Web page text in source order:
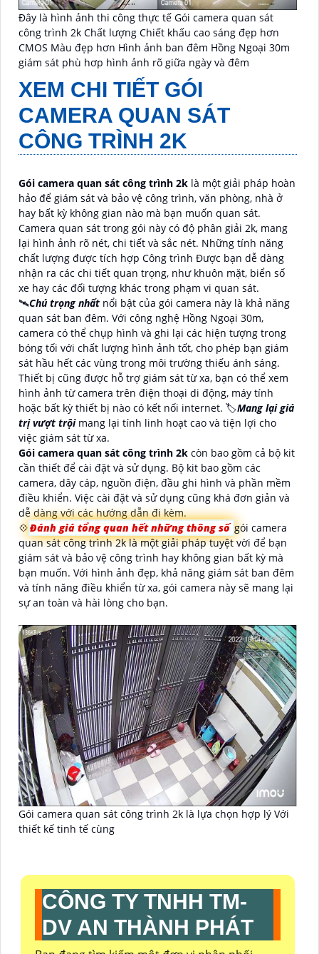
Đây là hình ảnh thi công thực tế Gói camera quan sát
công trình 2k Chất lượng Chiết khấu cao sáng đẹp hơn
CMOS Màu đẹp hơn Hình ảnh ban đêm Hồng Ngoại 30m
giám sát phù hơp hình ảnh rõ giữa ngày và đêm
XEM CHI TIẾT GÓI
CAMERA QUAN SÁT
CÔNG TRÌNH 2K
Gói camera quan sát công trình 2k là một giải pháp hoàn
hảo để giám sát và bảo vệ công trình, văn phòng, nhà ở
hay bất kỳ không gian nào mà bạn muốn quan sát.
Camera quan sát trong gói này có độ phân giải 2k, mang
lại hình ảnh rõ nét, chi tiết và sắc nét. Những tính năng
chất lượng được tích hợp Công trình Được bạn dễ dàng
nhận ra các chi tiết quan trọng, như khuôn mặt, biển số
xe hay các đối tượng khác trong phạm vi quan sát.
🛰Chú trọng nhất nổi bật của gói camera này là khả năng
quan sát ban đêm. Với công nghệ Hồng Ngoại 30m,
camera có thể chụp hình và ghi lại các hiện tượng trong
bóng tối với chất lượng hình ảnh tốt, cho phép bạn giám
sát hầu hết các vùng trong môi trường thiếu ánh sáng.
Thiết bị cũng được hỗ trợ giám sát từ xa, bạn có thể xem
hình ảnh từ camera trên điện thoại di động, máy tính
hoặc bất kỳ thiết bị nào có kết nối internet. 🏷Mang lại giá
trị vượt trộimang lại tính linh hoạt cao và tiện lợi cho
việc giám sát từ xa.
Gói camera quan sát công trình 2k còn bao gồm cả bộ kit
cần thiết để cài đặt và sử dụng. Bộ kit bao gồm các
camera, dây cáp, nguồn điện, đầu ghi hình và phần mềm
điều khiển. Việc cài đặt và sử dụng cũng khá đơn giản và
dễ dàng với các hướng dẫn đi kèm.
💠Đánh giá tổng quan hết những thông số gói camera
quan sát công trình 2k là một giải pháp tuyệt vời để bạn
giám sát và bảo vệ công trình hay không gian bất kỳ mà
bạn muốn. Với hình ảnh đẹp, khả năng giám sát ban đêm
và tính năng điều khiển từ xa, gói camera này sẽ mang lại
sự an toàn và hài lòng cho bạn.
Gói camera quan sát công trình 2k là lựa chọn hợp lý Với
thiết kế tinh tế cùng
CÔNG TY TNHH TM-
DV AN THÀNH PHÁT